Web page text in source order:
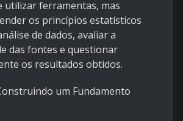
utilizar ferramentas, mas
os princípios estatísticos
de dados, avaliar a
das fontes e questionar
os resultados obtidos.
um Fundamento